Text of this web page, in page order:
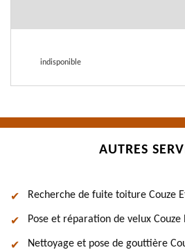
indisponible
AUTRES
Recherche de fuite toiture Couze
Pose et réparation de velux Couze
Nettoyage et pose de gouttière